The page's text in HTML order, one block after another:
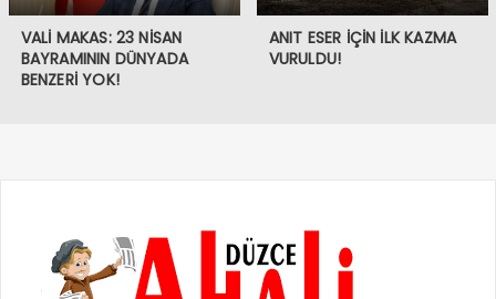
VALİ MAKAS: 23 NİSAN
BAYRAMININ DÜNYADA
BENZERİ YOK!
ANIT ESER İÇİN İLK KAZMA
VURULDU!